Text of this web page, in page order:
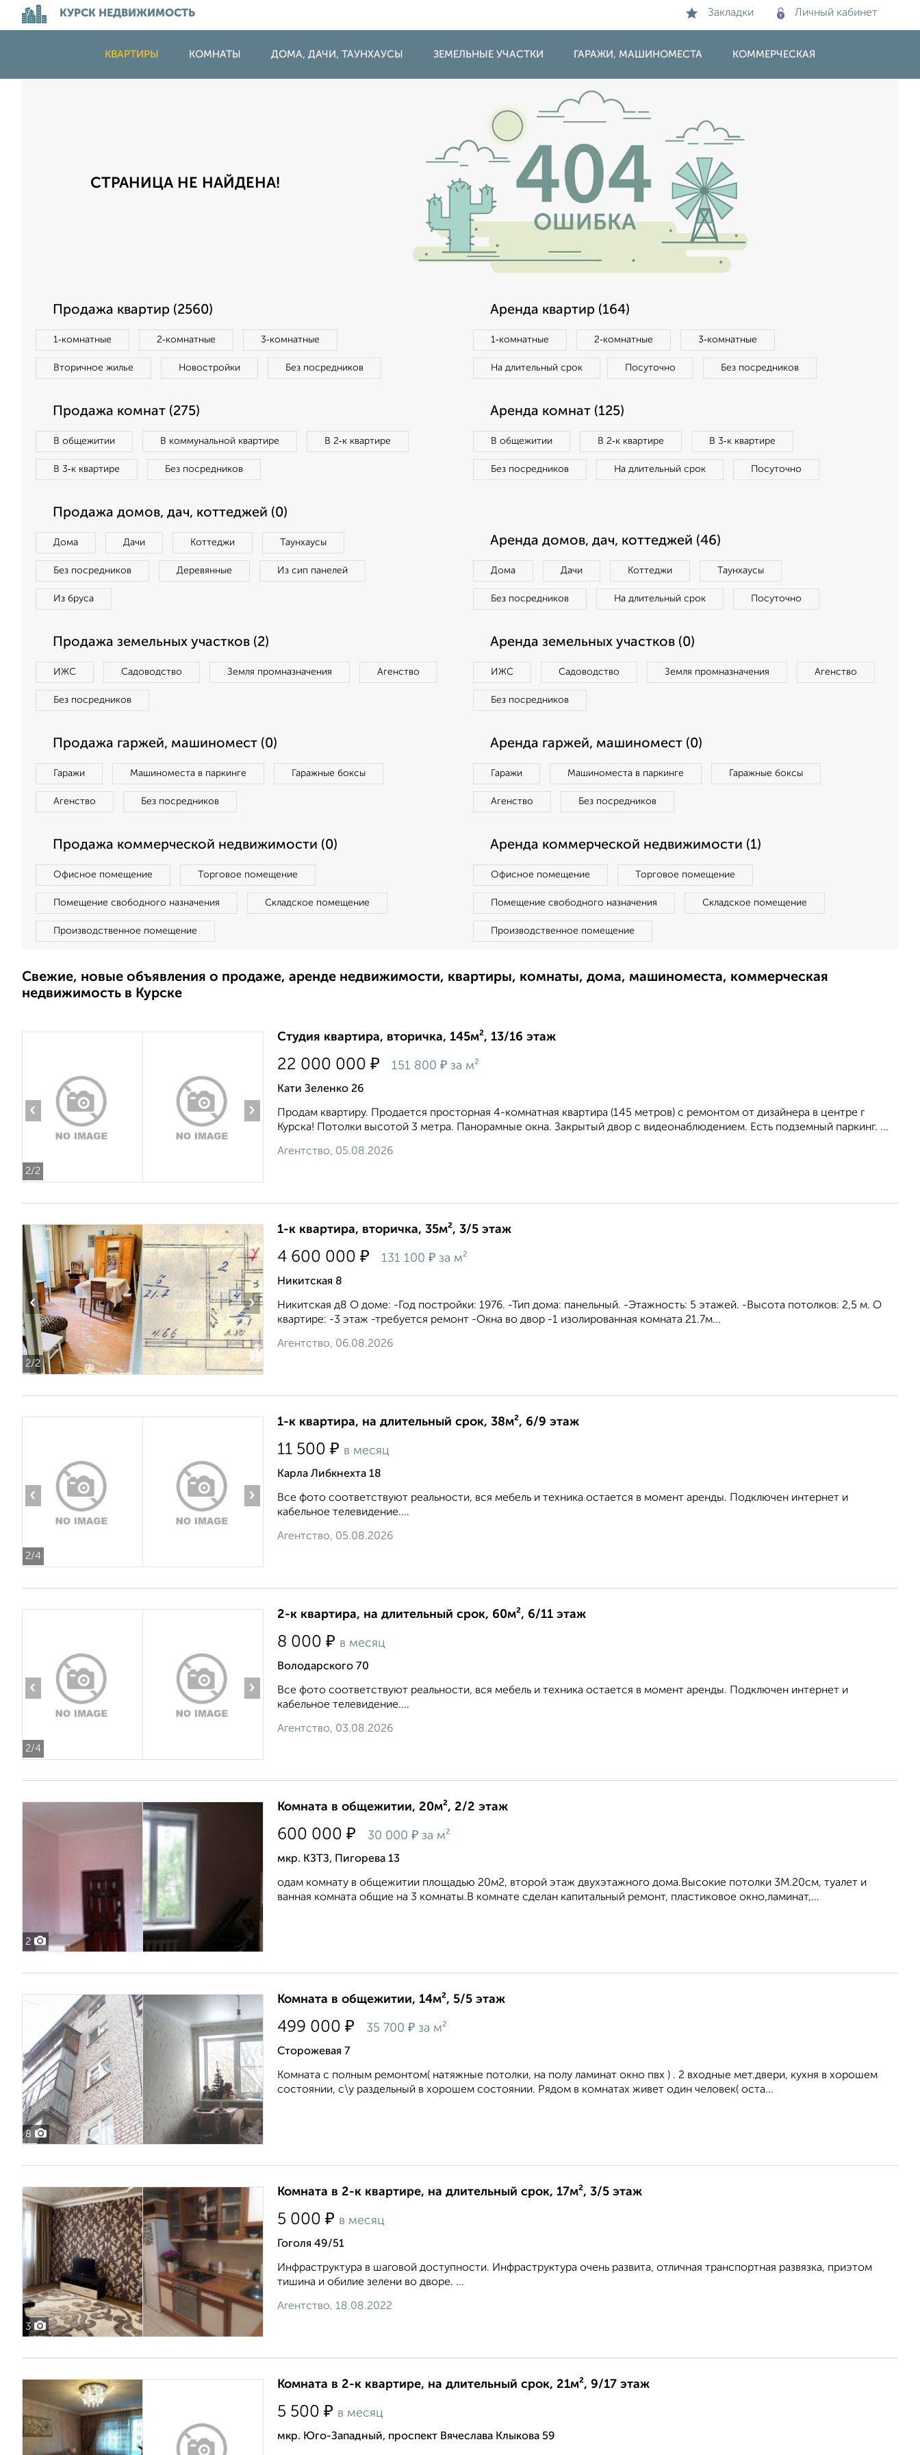
КУРСК НЕДВИЖИМОСТЬ Закладки Личный кабинет
КВАРТИРЫ КОМНАТЫ ДОМА, ДАЧИ, ТАУНХАУСЫ ЗЕМЕЛЬНЫЕ УЧАСТКИ ГАРАЖИ, МАШИНОМЕСТА КОММЕРЧЕСКАЯ
СТРАНИЦА НЕ НАЙДЕНА!
Продажа квартир (2560)
1‑комнатные 2‑комнатные 3‑комнатные
Вторичное жилье Новостройки Без посредников
Аренда квартир (164)
1‑комнатные 2‑комнатные 3‑комнатные
На длительный срок Посуточно Без посредников
Продажа комнат (275)
В общежитии В коммунальной квартире В 2‑к квартире
В 3‑к квартире Без посредников
Аренда комнат (125)
В общежитии В 2‑к квартире В 3‑к квартире
Без посредников На длительный срок Посуточно
Продажа домов, дач, коттеджей (0)
Дома Дачи Коттеджи Таунхаусы
Без посредников Деревянные Из сип панелей
Из бруса
Аренда домов, дач, коттеджей (46)
Дома Дачи Коттеджи Таунхаусы
Без посредников На длительный срок Посуточно
Продажа земельных участков (2)
ИЖС Садоводство Земля промназначения Агенство
Без посредников
Аренда земельных участков (0)
ИЖС Садоводство Земля промназначения Агенство
Без посредников
Продажа гаржей, машиномест (0)
Гаражи Машиноместа в паркинге Гаражные боксы
Агенство Без посредников
Аренда гаржей, машиномест (0)
Гаражи Машиноместа в паркинге Гаражные боксы
Агенство Без посредников
Продажа коммерческой недвижимости (0)
Офисное помещение Торговое помещение
Помещение свободного назначения Складское помещение
Производственное помещение
Аренда коммерческой недвижимости (1)
Офисное помещение Торговое помещение
Помещение свободного назначения Складское помещение
Производственное помещение
Свежие, новые объявления о продаже, аренде недвижимости, квартиры, комнаты, дома, машиноместа, коммерческая
недвижимость в Курске
2/2
‹ ›
Студия квартира, вторичка, 145м², 13/16 этаж
22 000 000 ₽ 151 800 ₽ за м²
Кати Зеленко 26
Продам квартиру. Прoдaeтся просторная 4-комнатная квартиpа (145 метров) с ремонтом от дизайнера в центре г
Курcка! Потолки высотой 3 метра. Панорамные окна. Закрытый двор с видеонаблюдением. Есть подземный паркинг. ...
Агентство, 05.08.2026
2/2
‹ ›
1-к квартира, вторичка, 35м², 3/5 этаж
4 600 000 ₽ 131 100 ₽ за м²
Никитская 8
Никитская д8 О доме: -Год постройки: 1976. -Тип дома: панельный. -Этажность: 5 этажей. -Высота потолков: 2,5 м. О
квартире: -3 этаж -требуется ремонт -Окна во двор -1 изолированная комната 21.7м...
Агентство, 06.08.2026
2/4
‹ ›
1-к квартира, на длительный срок, 38м², 6/9 этаж
11 500 ₽ в месяц
Карла Либкнехта 18
Все фото соответствуют реальности, вся мебель и техника остается в момент аренды. Подключен интернет и
кабельное телевидение....
Агентство, 05.08.2026
2/4
‹ ›
2-к квартира, на длительный срок, 60м², 6/11 этаж
8 000 ₽ в месяц
Володарского 70
Все фото соответствуют реальности, вся мебель и техника остается в момент аренды. Подключен интернет и
кабельное телевидение....
Агентство, 03.08.2026
2
Комната в общежитии, 20м², 2/2 этаж
600 000 ₽ 30 000 ₽ за м²
мкр. КЗТЗ, Пигорева 13
одам комнату в общежитии площадью 20м2, второй этаж двухэтажного дома.Высокие потолки 3М.20см, туалет и
ванная комната общие на 3 комнаты.В комнате сделан капитальный ремонт, пластиковое окно,ламинат,...
8
Комната в общежитии, 14м², 5/5 этаж
499 000 ₽ 35 700 ₽ за м²
Сторожевая 7
Комната с полным ремонтом( натяжные потолки, на полу ламинат окно пвх ) . 2 входные мет.двери, кухня в хорошем
состоянии, с\у раздельный в хорошем состоянии. Рядом в комнатах живет один человек( оста...
3
Комната в 2-к квартире, на длительный срок, 17м², 3/5 этаж
5 000 ₽ в месяц
Гоголя 49/51
Инфраструктура в шаговой доступности. Инфраструктура очень развита, отличная транспортная развязка, приэтом
тишина и обилие зелени во дворе. ...
Агентство, 18.08.2022
Комната в 2-к квартире, на длительный срок, 21м², 9/17 этаж
5 500 ₽ в месяц
мкр. Юго-Западный, проспект Вячеслава Клыкова 59